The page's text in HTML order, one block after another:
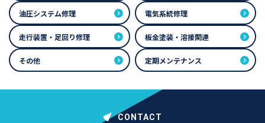
油圧システム修理 電気系統修理
走行装置・足回り修理 板金塗装・溶接関連
その他 定期メンテナンス
CONTACT